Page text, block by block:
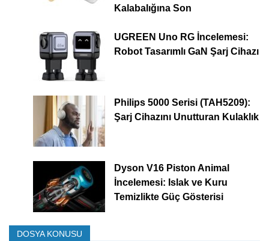
Kalabalığına Son
UGREEN Uno RG İncelemesi:
Robot Tasarımlı GaN Şarj Cihazı
Philips 5000 Serisi (TAH5209):
Şarj Cihazını Unutturan Kulaklık
Dyson V16 Piston Animal
İncelemesi: Islak ve Kuru
Temizlikte Güç Gösterisi
DOSYA KONUSU